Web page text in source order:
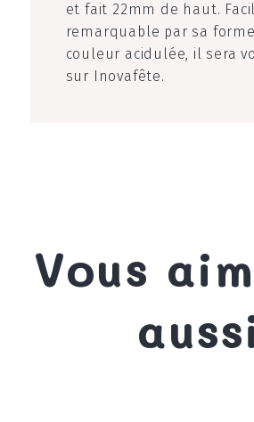
et fait 22mm de haut.
remarquable par sa
couleur acidulée, il sera
sur Inovafête.
Vous